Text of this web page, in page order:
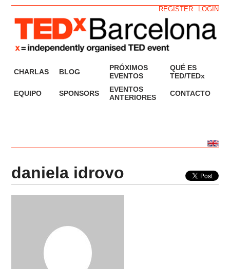
LOGIN
REGISTER
CHARLAS BLOG
PRÓXIMOS
EVENTOS
QUÉ ES
TED/TEDx
EQUIPO SPONSORS
EVENTOS
ANTERIORES
CONTACTO
daniela idrovo